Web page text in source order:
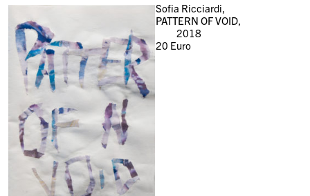
Sofia Ricciardi,
PATTERN OF VOID,
2018
20 Euro